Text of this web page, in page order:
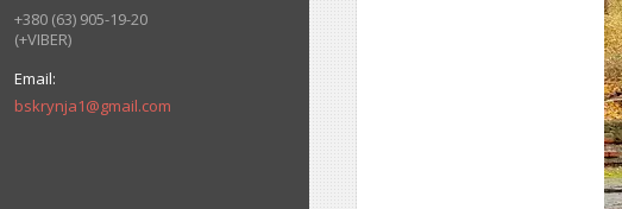
+380 (63) 905-19-20
(+VIBER)
bskrynja1@gmail.com